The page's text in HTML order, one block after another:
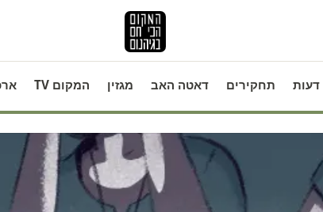
דעות תחקירים דאטה האב מגזין המקום TV